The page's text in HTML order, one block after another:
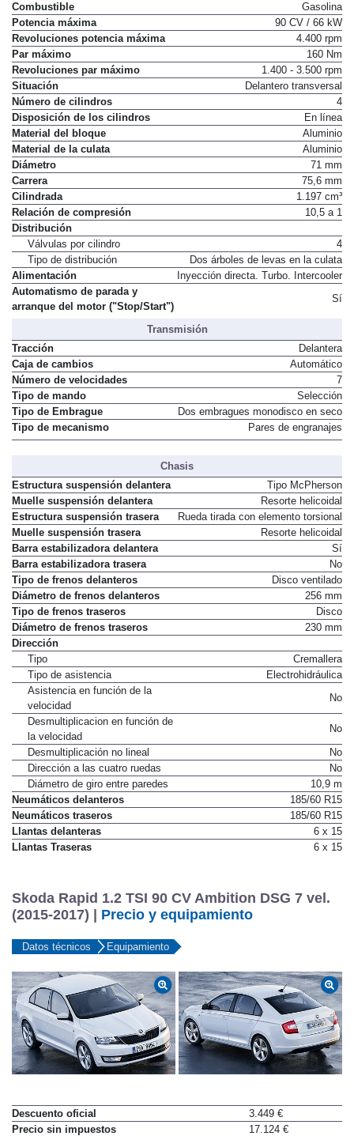
Combustible
Gasolina
Potencia máxima
90 CV / 66 kW
Revoluciones potencia máxima
4.400 rpm
Par máximo
160 Nm
Revoluciones par máximo
1.400 - 3.500 rpm
Situación
Delantero transversal
Número de cilindros
4
Disposición de los cilindros
En línea
Material del bloque
Aluminio
Material de la culata
Aluminio
Diámetro
71 mm
Carrera
75,6 mm
Cilindrada
1.197 cm³
Relación de compresión
10,5 a 1
Distribución
Válvulas por cilindro
4
Tipo de distribución
Dos árboles de levas en la culata
Alimentación
Inyección directa. Turbo. Intercooler
Automatismo de parada y
arranque del motor ("Stop/Start")
Sí
Transmisión
Tracción
Delantera
Caja de cambios
Automático
Número de velocidades
7
Tipo de mando
Selección
Tipo de Embrague
Dos embragues monodisco en seco
Tipo de mecanismo
Pares de engranajes
Chasis
Estructura suspensión delantera
Tipo McPherson
Muelle suspensión delantera
Resorte helicoidal
Estructura suspensión trasera
Rueda tirada con elemento torsional
Muelle suspensión trasera
Resorte helicoidal
Barra estabilizadora delantera
Sí
Barra estabilizadora trasera
No
Tipo de frenos delanteros
Disco ventilado
Diámetro de frenos delanteros
256 mm
Tipo de frenos traseros
Disco
Diámetro de frenos traseros
230 mm
Dirección
Tipo
Cremallera
Tipo de asistencia
Electrohidráulica
Asistencia en función de la
velocidad
No
Desmultiplicacion en función de
la velocidad
No
Desmultiplicación no lineal
No
Dirección a las cuatro ruedas
No
Diámetro de giro entre paredes
10,9 m
Neumáticos delanteros
185/60 R15
Neumáticos traseros
185/60 R15
Llantas delanteras
6 x 15
Llantas Traseras
6 x 15
Skoda Rapid 1.2 TSI 90 CV Ambition DSG 7 vel.
(2015-2017) | Precio y equipamiento
Datos técnicos Equipamiento
Descuento oficial
3.449 €
Precio sin impuestos
17.124 €